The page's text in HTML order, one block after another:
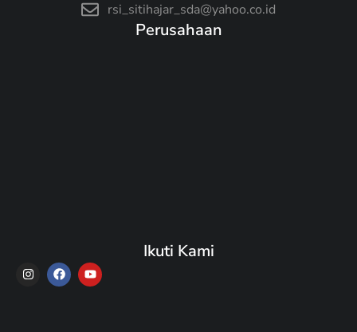
rsi_sitihajar_sda@yahoo.co.id
Perusahaan
Ikuti Kami